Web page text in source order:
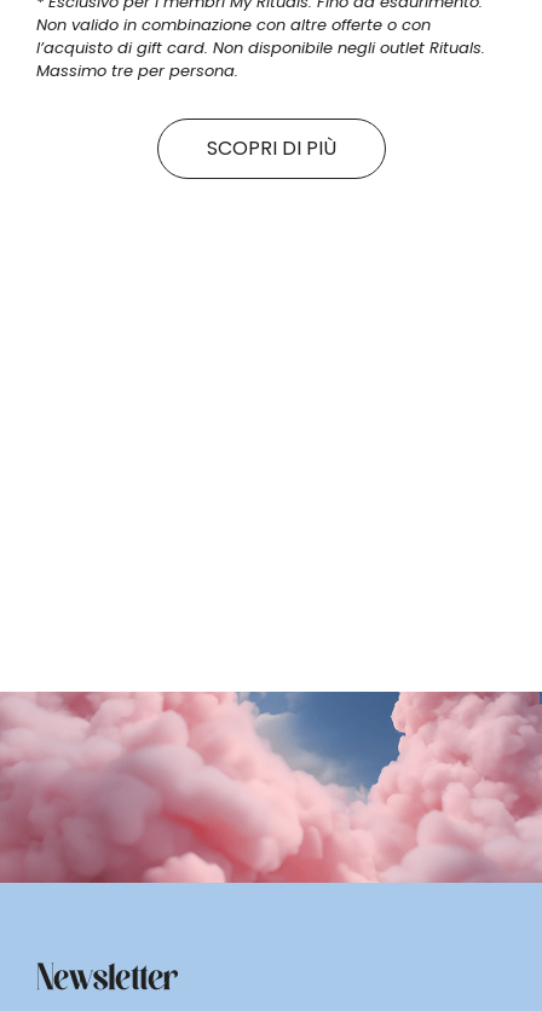
Non valido in combinazione con altre offerte o con
l’acquisto di gift card. Non disponibile negli outlet Rituals.
Massimo tre per persona.
SCOPRI DI PIÙ
Newsletter